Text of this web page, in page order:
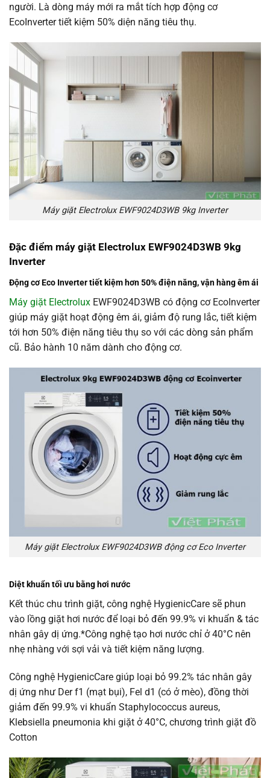
người. Là dòng máy mới ra mắt tích hợp động cơ
EcoInverter tiết kiệm 50% diện năng tiêu thụ.
Máy giặt Electrolux EWF9024D3WB 9kg Inverter
Đặc điểm máy giặt Electrolux EWF9024D3WB 9kg
Inverter
Động cơ Eco Inverter tiết kiệm hơn 50% điện năng, vận hàng êm ái
Máy giặt Electrolux EWF9024D3WB có động cơ EcoInverter
giúp máy giặt hoạt động êm ái, giảm độ rung lắc, tiết kiệm
tới hơn 50% điện năng tiêu thụ so với các dòng sản phẩm
cũ. Bảo hành 10 năm dành cho động cơ.
Máy giặt Electrolux EWF9024D3WB động cơ Eco Inverter
Diệt khuẩn tối ưu bằng hơi nước
Kết thúc chu trình giặt, công nghệ HygienicCare sẽ phun
vào lồng giặt hơi nước để loại bỏ đến 99.9% vi khuẩn & tác
nhân gây dị ứng.*Công nghệ tạo hơi nước chỉ ở 40°C nên
nhẹ nhàng với sợi vải và tiết kiệm năng lượng.
Công nghệ HygienicCare giúp loại bỏ 99.2% tác nhân gây
dị ứng như Der f1 (mạt bụi), Fel d1 (có ở mèo), đồng thời
giảm đến 99.9% vi khuẩn Staphylococcus aureus,
Klebsiella pneumonia khi giặt ở 40°C, chương trình giặt đồ
Cotton